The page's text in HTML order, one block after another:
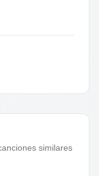
similares